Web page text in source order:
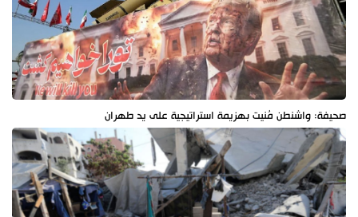
صحيفة: واشنطن مُنيت بهزيمة استراتيجية على يد طهران